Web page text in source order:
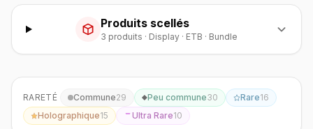
Produits scellés
3 produits · Display · ETB · Bundle
RARETÉ Commune29 Peu commune30 Rare16
Holographique15 Ultra Rare10